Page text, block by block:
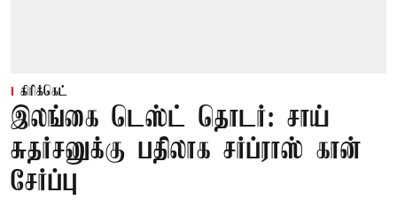
கிரிக்கெட்
இலங்கை டெஸ்ட் தொடர்: சாய்
சுதர்சனுக்கு பதிலாக சர்ப்ராஸ் கான்
சேர்ப்பு